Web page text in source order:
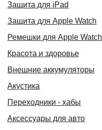
Защита для iPad
Защита для Apple Watch
Ремешки для Apple Watch
Красота и здоровье
Акустика
Переходники - хабы
Аксессуары для авто
Внешние аккумуляторы